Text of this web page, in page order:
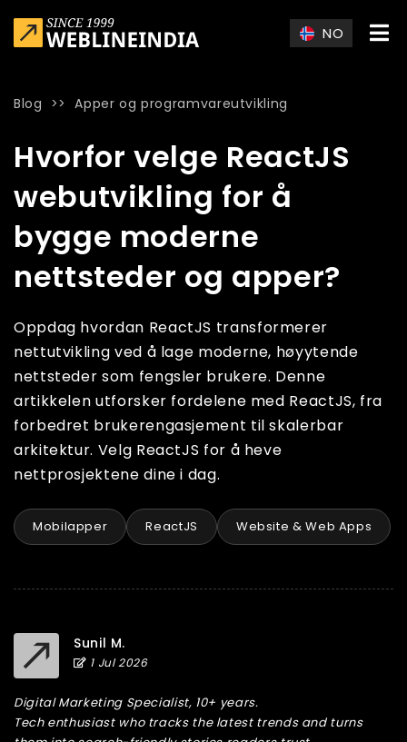
NO
Blog >>Apper og programvareutvikling
Hvorfor velge ReactJS
webutvikling for å
bygge moderne
nettsteder og apper?
Oppdag hvordan ReactJS transformerer
nettutvikling ved å lage moderne, høyytende
nettsteder som fengsler brukere. Denne
artikkelen utforsker fordelene med ReactJS, fra
forbedret brukerengasjement til skalerbar
arkitektur. Velg ReactJS for å heve
nettprosjektene dine i dag.
Mobilapper ReactJS Website & Web Apps
Sunil M.
1 Jul 2026
Digital Marketing Specialist, 10+ years.
Tech enthusiast who tracks the latest trends and turns